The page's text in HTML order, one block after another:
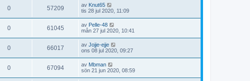
0 57209 av Knut65
tis 28 jul 2020, 11:09
0 61045 av Pelle-48
mån 27 jul 2020, 10:41
0 66017 av Jojje-ejje
ons 08 jul 2020, 09:27
0 67094 av Mbman
sön 21 jun 2020, 08:59